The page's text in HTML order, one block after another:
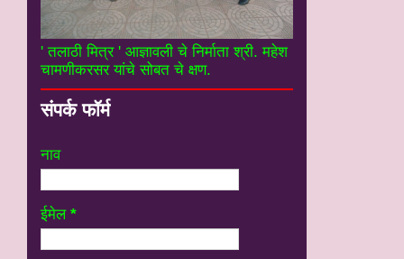
' तलाठी मित्र ' आज्ञावली चे निर्माता श्री. महेश
चामणीकरसर यांचे सोबत चे क्षण.
संपर्क फॉर्म
नाव
ईमेल *